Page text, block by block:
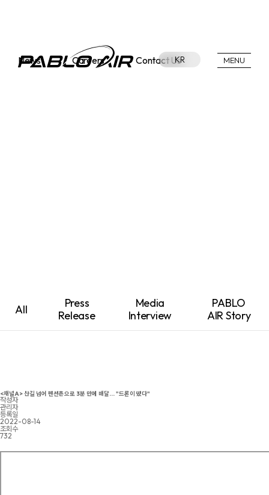
KR MENU
News Careers Contact Us
All
Press
Release
Media
Interview
PABLO
AIR Story
<채널A> 산길 넘어 펜션촌으로 3분 만에 배달... "드론이 떴다"
작성자
관리자
등록일
2022-08-14
조회수
732